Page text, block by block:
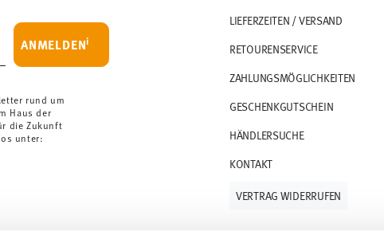
ANMELDENi
rund um
Haus der
die Zukunft
unter:
LIEFERZEITEN / VERSAND
RETOURENSERVICE
ZAHLUNGSMÖGLICHKEITEN
GESCHENKGUTSCHEIN
HÄNDLERSUCHE
KONTAKT
VERTRAG WIDERRUFEN